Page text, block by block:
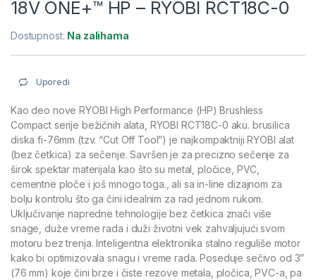
18V ONE+™ HP – RYOBI RCT18C-0
Dostupnost: Na zalihama
Uporedi
Kao deo nove RYOBI High Performance (HP) Brushless
Compact serije bežičnih alata, RYOBI RCT18C-0 aku. brusilica
diska fi-76mm (tzv. “Cut Off Tool”) je najkompaktniji RYOBI alat
(bez četkica) za sečenje. Savršen je za precizno sečenje za
širok spektar materijala kao što su metal, pločice, PVC,
cementne ploče i još mnogo toga., ali sa in-line dizajnom za
bolju kontrolu što ga čini idealnim za rad jednom rukom.
Uključivanje napredne tehnologije bez četkica znači više
snage, duže vreme rada i duži životni vek zahvaljujući svom
motoru bez trenja. Inteligentna elektronika stalno reguliše motor
kako bi optimizovala snagu i vreme rada. Poseduje sečivo od 3”
(76 mm) koje čini brze i čiste rezove metala, pločica, PVC-a, pa